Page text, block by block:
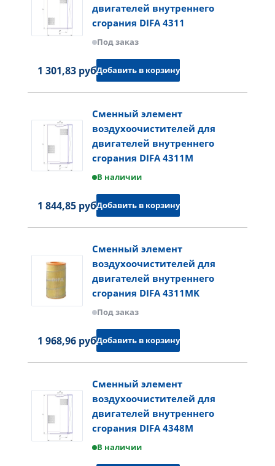
двигателей внутреннего
сгорания DIFA 4311
Под заказ
1 301,83 руб.Добавить в корзину
Сменный элемент
воздухоочистителей для
двигателей внутреннего
сгорания DIFA 4311M
В наличии
1 844,85 руб.Добавить в корзину
Сменный элемент
воздухоочистителей для
двигателей внутреннего
сгорания DIFA 4311MK
Под заказ
1 968,96 руб.Добавить в корзину
Сменный элемент
воздухоочистителей для
двигателей внутреннего
сгорания DIFA 4348M
В наличии